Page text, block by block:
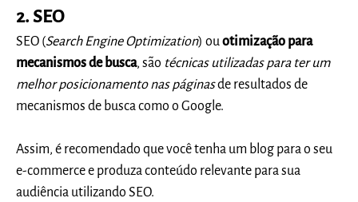
2. SEO
SEO (Search Engine Optimization) ouotimização para
mecanismos de busca, são técnicas utilizadas para ter um
melhor posicionamento nas páginasde resultados de
mecanismos de busca como o Google.
Assim, é recomendado que você tenha um blog para o seu
e-commerce e produza conteúdo relevante para sua
audiência utilizando SEO.